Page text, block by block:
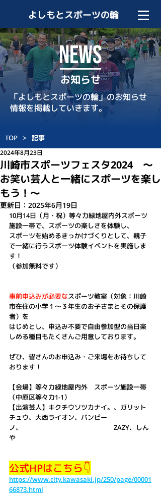
よしもとスポーツの輪
NEWS
お知らせ
「よしもとスポーツの輪」のお知らせ
情報を掲載していきます。
TOP > 記事
川崎市スポーツフェスタ2024 ～
お笑い芸人と一緒にスポーツを楽し
もう！～
2024年8月23日
更新日： 2025年6月19日
10月14日（月・祝）等々力緑地屋内外スポーツ
施設一帯で、 スポーツの楽しさを体験し、
スポーツを始めるきっかけづくりとして、親子
で一緒に行うスポーツ体験イベントを実施しま
す！
（参加無料です）
事前申込みが必要なスポーツ教室 （対象：川崎
市在住の小学１～３年生のお子さまとその保護
者）を
はじめとし、申込み不要で自由参加型の当日楽
しめる種目もたくさんご用意しております。
ぜひ、皆さんのお申込み・ご来場をお待ちして
おります！
【会場】等々力緑地屋内外　スポーツ施設一帯
（中原区等々力1-1）
【出演芸人】キクチウソツカナイ。、ガリット
チュウ、大西ライオン、バンビー
ノ、　　　　　　　　　　　　　　ZAZY、しん
や
公式HPはこちら👇
https://www.city.kawasaki.jp/250/page/00001
66873.html